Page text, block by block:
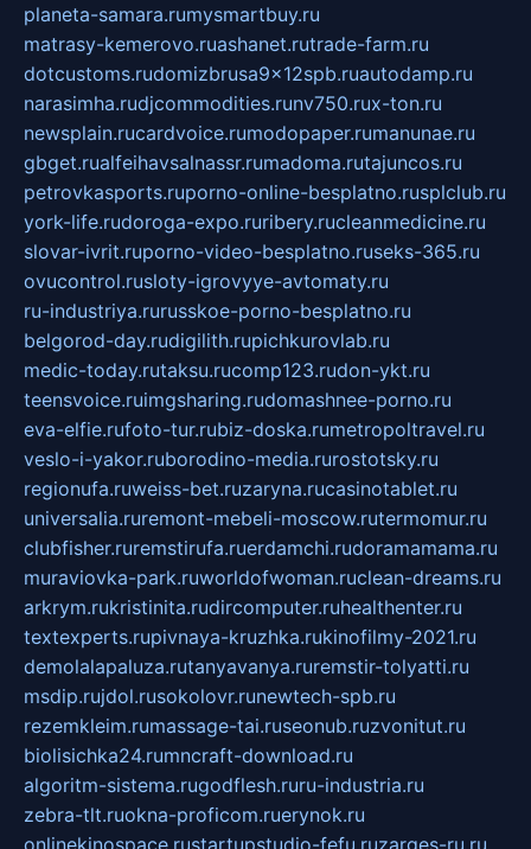
planeta-samara.rumysmartbuy.ru
matrasy-kemerovo.ruashanet.rutrade-farm.ru
dotcustoms.rudomizbrusa9x12spb.ruautodamp.ru
narasimha.rudjcommodities.runv750.rux-ton.ru
newsplain.rucardvoice.rumodopaper.rumanunae.ru
gbget.rualfeihavsalnassr.rumadoma.rutajuncos.ru
petrovkasports.ruporno-online-besplatno.rusplclub.ru
york-life.rudoroga-expo.ruribery.rucleanmedicine.ru
slovar-ivrit.ruporno-video-besplatno.ruseks-365.ru
ovucontrol.rusloty-igrovyye-avtomaty.ru
ru-industriya.rurusskoe-porno-besplatno.ru
belgorod-day.rudigilith.rupichkurovlab.ru
medic-today.rutaksu.rucomp123.rudon-ykt.ru
teensvoice.ruimgsharing.rudomashnee-porno.ru
eva-elfie.rufoto-tur.rubiz-doska.rumetropoltravel.ru
veslo-i-yakor.ruborodino-media.rurostotsky.ru
regionufa.ruweiss-bet.ruzaryna.rucasinotablet.ru
universalia.ruremont-mebeli-moscow.rutermomur.ru
clubfisher.ruremstirufa.ruerdamchi.rudoramamama.ru
muraviovka-park.ruworldofwoman.ruclean-dreams.ru
arkrym.rukristinita.rudircomputer.ruhealthenter.ru
textexperts.rupivnaya-kruzhka.rukinofilmy-2021.ru
demolalapaluza.rutanyavanya.ruremstir-tolyatti.ru
msdip.rujdol.rusokolovr.runewtech-spb.ru
rezemkleim.rumassage-tai.ruseonub.ruzvonitut.ru
biolisichka24.rumncraft-download.ru
algoritm-sistema.rugodflesh.ruru-industria.ru
zebra-tlt.ruokna-proficom.ruerynok.ru
onlinekinospace.rustartupstudio-fefu.ruzarges-ru.ru